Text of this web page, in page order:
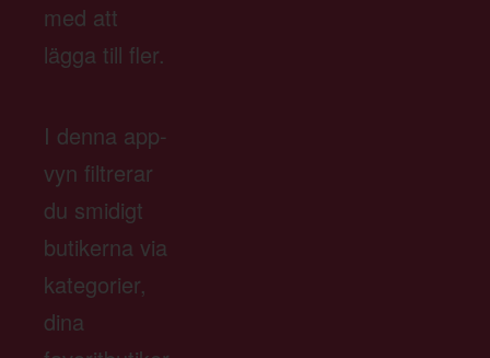
med att
lägga till fler.
I denna app-
vyn filtrerar
du smidigt
butikerna via
kategorier,
dina